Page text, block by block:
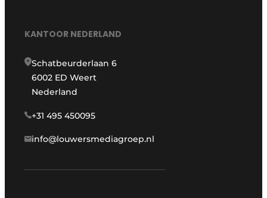
KANTOOR NEDERLAND
Schatbeurderlaan 6
6002 ED Weert
Nederland
+31 495 450095
info@louwersmediagroep.nl